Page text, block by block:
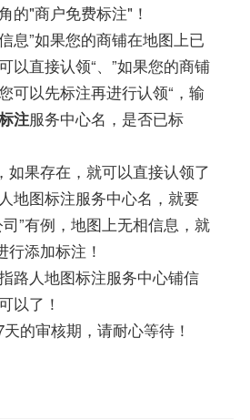
的"商户免费标注"！
息”如果您的商铺在地图上已
以直接认领“、”如果您的商铺
可以先标注再进行认领“，输
注服务中心名，是否已标
如果存在，就可以直接认领了
地图标注服务中心名，就要
”有例，地图上无相信息，就
行添加标注！
路人地图标注服务中心铺信
以了！
的审核期，请耐心等待！